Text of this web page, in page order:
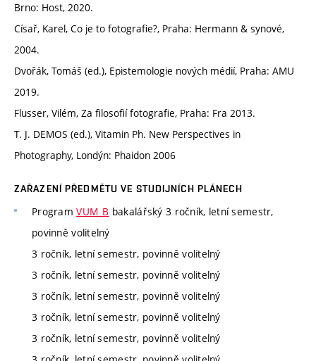
Brno: Host, 2020.
Císař, Karel, Co je to fotografie?, Praha: Hermann & synové,
2004.
Dvořák, Tomáš (ed.), Epistemologie nových médií, Praha: AMU
2019.
Flusser, Vilém, Za filosofií fotografie, Praha: Fra 2013.
T. J. DEMOS (ed.), Vitamin Ph. New Perspectives in
Photography, Londýn: Phaidon 2006
ZAŘAZENÍ PŘEDMĚTU VE STUDIJNÍCH PLÁNECH
ProgramVUM_B bakalářský 3 ročník, letní semestr,
povinně volitelný
3 ročník, letní semestr, povinně volitelný
3 ročník, letní semestr, povinně volitelný
3 ročník, letní semestr, povinně volitelný
3 ročník, letní semestr, povinně volitelný
3 ročník, letní semestr, povinně volitelný